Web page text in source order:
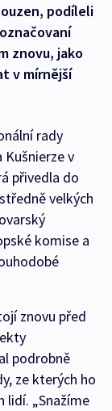
podíleli
znovu, jako
v mírnější
rady
v
přivedla do
velkých
komise a
znovu před
podrobně
ze kterých ho
lidí. „Snažíme